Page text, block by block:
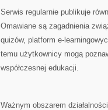
Serwis regularnie publikuje
Omawiane są zagadnienia
quizów, platform e-
temu użytkownicy mogą
współczesnej edukacji.
Ważnym obszarem